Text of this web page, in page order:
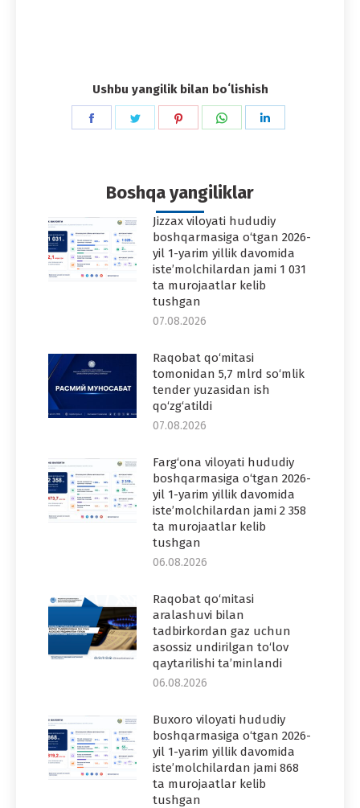
Ushbu yangilik bilan boʻlishish
Share
Share
Share
Share
Boshqa yangiliklar
Jizzax viloyati hududiy
boshqarmasiga o‘tgan 2026-
yil 1-yarim yillik davomida
iste’molchilardan jami 1 031
ta murojaatlar kelib
tushgan
07.08.2026
Raqobat qo‘mitasi
tomonidan 5,7 mlrd so‘mlik
tender yuzasidan ish
qo‘zg‘atildi
07.08.2026
Farg‘ona viloyati hududiy
boshqarmasiga o‘tgan 2026-
yil 1-yarim yillik davomida
iste’molchilardan jami 2 358
ta murojaatlar kelib
tushgan
06.08.2026
Raqobat qo‘mitasi
aralashuvi bilan
tadbirkordan gaz uchun
asossiz undirilgan to‘lov
qaytarilishi ta’minlandi
06.08.2026
Buxoro viloyati hududiy
boshqarmasiga o‘tgan 2026-
yil 1-yarim yillik davomida
iste’molchilardan jami 868
ta murojaatlar kelib
tushgan